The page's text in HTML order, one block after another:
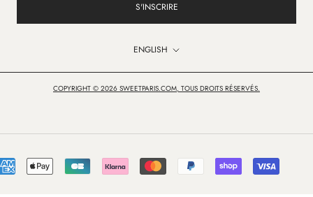
S'INSCRIRE
Language
ENGLISH
COPYRIGHT © 2026 SWEETPARIS.COM, TOUS DROITS RÉSERVÉS.